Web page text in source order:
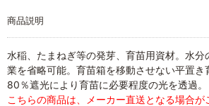
商品説明
水稲、たまねぎ等の発芽、育苗用資材。水分
業を省略可能。育苗箱を移動させない平置き
80％遮光により育苗に必要程度の光を透過。
こちらの商品は、メーカー直送となる場合が